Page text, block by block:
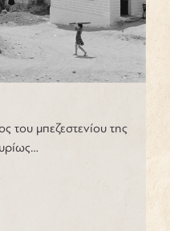
του μπεζεστενίου της